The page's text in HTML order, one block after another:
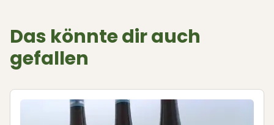
Das könnte dir auch
gefallen